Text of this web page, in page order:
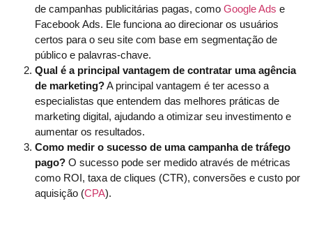
de campanhas publicitárias pagas, como Google Ads e
Facebook Ads. Ele funciona ao direcionar os usuários
certos para o seu site com base em segmentação de
público e palavras-chave.
Qual é a principal vantagem de contratar uma agência
de marketing?A principal vantagem é ter acesso a
especialistas que entendem das melhores práticas de
marketing digital, ajudando a otimizar seu investimento e
aumentar os resultados.
Como medir o sucesso de uma campanha de tráfego
pago? O sucesso pode ser medido através de métricas
como ROI, taxa de cliques (CTR), conversões e custo por
aquisição (CPA).